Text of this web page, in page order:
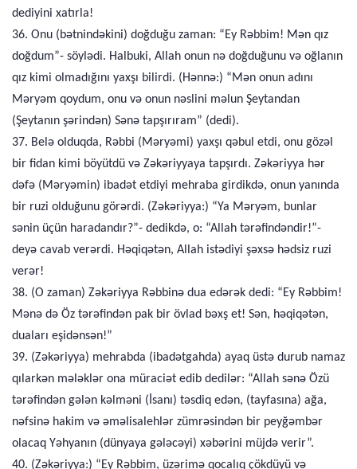
dediyini xatırla!
36. Onu (bətnindəkini) doğduğu zaman: “Ey Rəbbim! Mən qız
doğdum”- söylədi. Halbuki, Allah onun nə doğduğunu və oğlanın
qız kimi olmadığını yaxşı bilirdi. (Hənnə:) “Mən onun adını
Məryəm qoydum, onu və onun nəslini məlun Şeytandan
(Şeytanın şərindən) Sənə tapşırıram” (dedi).
37. Belə olduqda, Rəbbi (Məryəmi) yaxşı qəbul etdi, onu gözəl
bir fidan kimi böyütdü və Zəkəriyyaya tapşırdı. Zəkəriyya hər
dəfə (Məryəmin) ibadət etdiyi mehraba girdikdə, onun yanında
bir ruzi olduğunu görərdi. (Zəkəriyya:) “Ya Məryəm, bunlar
sənin üçün haradandır?”- dedikdə, o: “Allah tərəfindəndir!”-
deyə cavab verərdi. Həqiqətən, Allah istədiyi şəxsə hədsiz ruzi
verər!
38. (O zaman) Zəkəriyya Rəbbinə dua edərək dedi: “Ey Rəbbim!
Mənə də Öz tərəfindən pak bir övlad bəxş et! Sən, həqiqətən,
duaları eşidənsən!”
39. (Zəkəriyya) mehrabda (ibadətgahda) ayaq üstə durub namaz
qılarkən mələklər ona müraciət edib dedilər: “Allah sənə Özü
tərəfindən gələn kəlməni (İsanı) təsdiq edən, (tayfasına) ağa,
nəfsinə hakim və əməlisalehlər zümrəsindən bir peyğəmbər
olacaq Yəhyanın (dünyaya gələcəyi) xəbərini müjdə verir”.
40. (Zəkəriyya:) “Ey Rəbbim, üzərimə qocalıq çökdüyü və